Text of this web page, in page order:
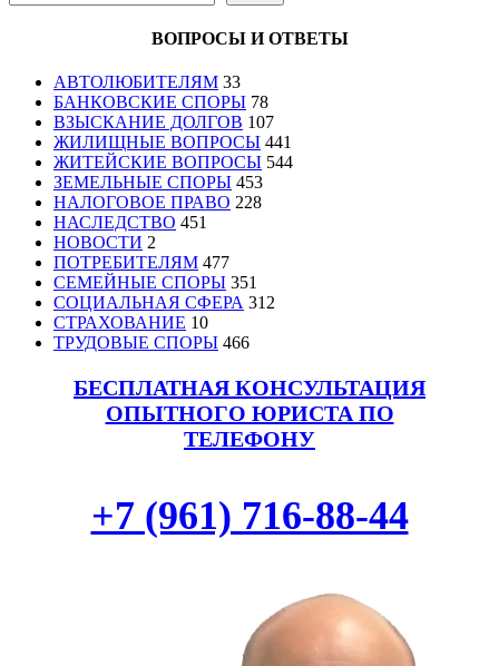
ВОПРОСЫ И ОТВЕТЫ
АВТОЛЮБИТЕЛЯМ 33
БАНКОВСКИЕ СПОРЫ 78
ВЗЫСКАНИЕ ДОЛГОВ 107
ЖИЛИЩНЫЕ ВОПРОСЫ 441
ЖИТЕЙСКИЕ ВОПРОСЫ 544
ЗЕМЕЛЬНЫЕ СПОРЫ 453
НАЛОГОВОЕ ПРАВО 228
НАСЛЕДСТВО 451
НОВОСТИ 2
ПОТРЕБИТЕЛЯМ 477
СЕМЕЙНЫЕ СПОРЫ 351
СОЦИАЛЬНАЯ СФЕРА 312
СТРАХОВАНИЕ 10
ТРУДОВЫЕ СПОРЫ 466
БЕСПЛАТНАЯ КОНСУЛЬТАЦИЯ
ОПЫТНОГО ЮРИСТА ПО
ТЕЛЕФОНУ
+7 (961) 716-88-44